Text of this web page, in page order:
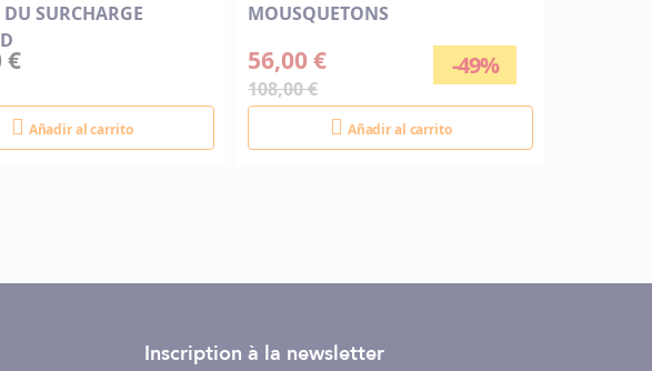
SURCHARGE
€
Añadir al carrito
MOUSQUETONS
-49%
56,00 €
108,00 €
Añadir al carrito
Inscription à la newsletter